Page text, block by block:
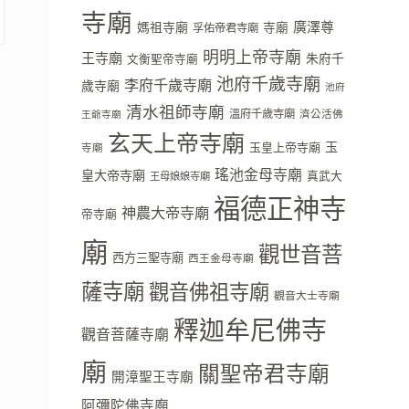
寺廟 媽祖寺廟 孚佑帝君寺廟 寺廟 廣澤尊
王寺廟 文衡聖帝寺廟 明明上帝寺廟 朱府千
歲寺廟 李府千歲寺廟 池府千歲寺廟 池府
王爺寺廟 清水祖師寺廟 溫府千歲寺廟 濟公活佛
寺廟 玄天上帝寺廟 玉皇上帝寺廟 玉
皇大帝寺廟 王母娘娘寺廟 瑤池金母寺廟 真武大
帝寺廟 神農大帝寺廟 福德正神寺
廟 西方三聖寺廟 西王金母寺廟 觀世音菩
薩寺廟觀音佛祖寺廟 觀音大士寺廟
觀音菩薩寺廟 釋迦牟尼佛寺
廟 開漳聖王寺廟 關聖帝君寺廟